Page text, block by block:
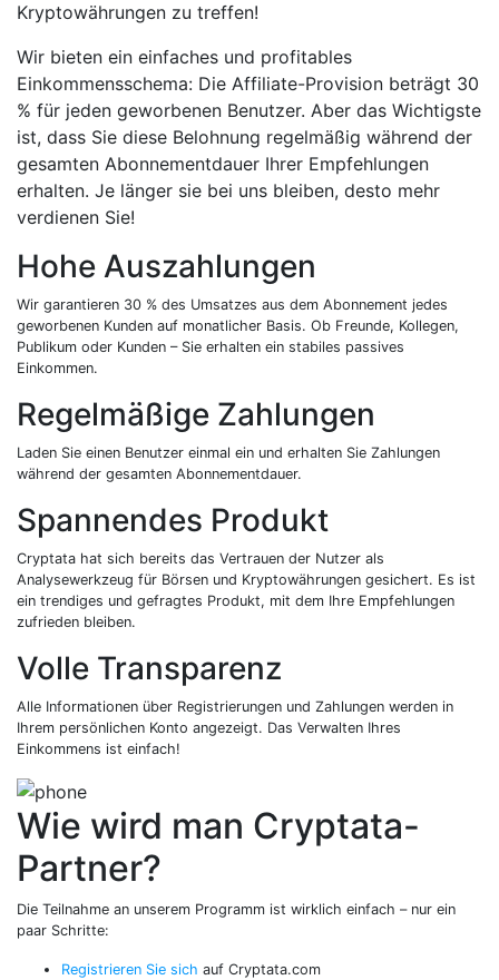
Kryptowährungen zu treffen!
Wir bieten ein einfaches und profitables
Einkommensschema: Die Affiliate-Provision beträgt 30
% für jeden geworbenen Benutzer. Aber das Wichtigste
ist, dass Sie diese Belohnung regelmäßig während der
gesamten Abonnementdauer Ihrer Empfehlungen
erhalten. Je länger sie bei uns bleiben, desto mehr
verdienen Sie!
Hohe Auszahlungen
Wir garantieren 30 % des Umsatzes aus dem Abonnement jedes
geworbenen Kunden auf monatlicher Basis. Ob Freunde, Kollegen,
Publikum oder Kunden – Sie erhalten ein stabiles passives
Einkommen.
Regelmäßige Zahlungen
Laden Sie einen Benutzer einmal ein und erhalten Sie Zahlungen
während der gesamten Abonnementdauer.
Spannendes Produkt
Cryptata hat sich bereits das Vertrauen der Nutzer als
Analysewerkzeug für Börsen und Kryptowährungen gesichert. Es ist
ein trendiges und gefragtes Produkt, mit dem Ihre Empfehlungen
zufrieden bleiben.
Volle Transparenz
Alle Informationen über Registrierungen und Zahlungen werden in
Ihrem persönlichen Konto angezeigt. Das Verwalten Ihres
Einkommens ist einfach!
Wie wird man Cryptata-
Partner?
Die Teilnahme an unserem Programm ist wirklich einfach – nur ein
paar Schritte:
Registrieren Sie sich auf Cryptata.com